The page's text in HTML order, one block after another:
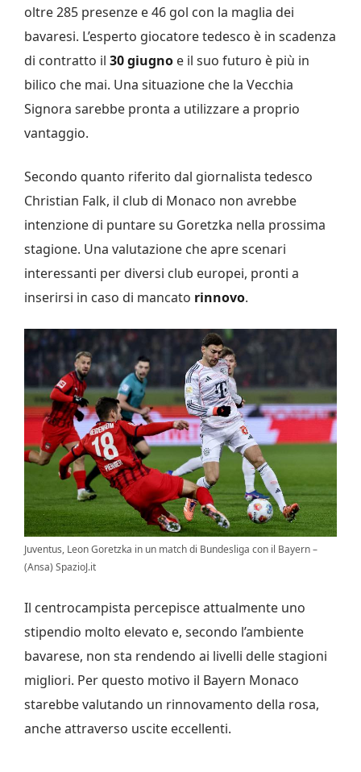
oltre 285 presenze e 46 gol con la maglia dei
bavaresi. L’esperto giocatore tedesco è in scadenza
di contratto il 30 giugno e il suo futuro è più in
bilico che mai. Una situazione che la Vecchia
Signora sarebbe pronta a utilizzare a proprio
vantaggio.
Secondo quanto riferito dal giornalista tedesco
Christian Falk, il club di Monaco non avrebbe
intenzione di puntare su Goretzka nella prossima
stagione. Una valutazione che apre scenari
interessanti per diversi club europei, pronti a
inserirsi in caso di mancato rinnovo.
Juventus, Leon Goretzka in un match di Bundesliga con il Bayern –
(Ansa) SpazioJ.it
Il centrocampista percepisce attualmente uno
stipendio molto elevato e, secondo l’ambiente
bavarese, non sta rendendo ai livelli delle stagioni
migliori. Per questo motivo il Bayern Monaco
starebbe valutando un rinnovamento della rosa,
anche attraverso uscite eccellenti.